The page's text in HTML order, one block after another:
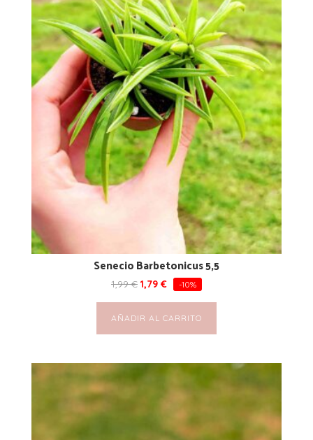
Senecio Barbetonicus 5,5
1,99€ 1,79 € -10%
AÑADIR AL CARRITO